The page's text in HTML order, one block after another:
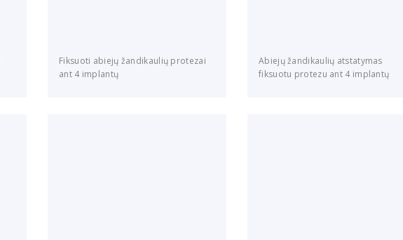
Fiksuoti abiejų žandikaulių protezai
ant 4 implantų
Abiejų žandikaulių atstatymas
fiksuotu protezu ant 4 implantų